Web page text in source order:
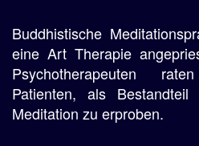
Buddhistische
eine Art Therapie
Psychotherapeuten
Patienten, als
Meditation zu erproben.